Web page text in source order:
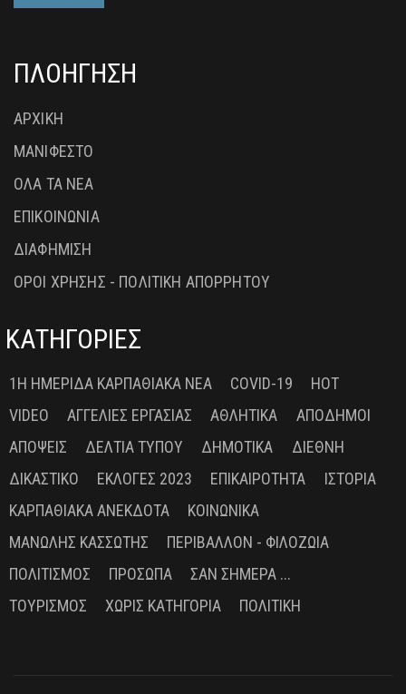
ΠΛΟΗΓΗΣΗ
ΑΡΧΙΚΗ
ΜΑΝΙΦΕΣΤΟ
ΟΛΑ ΤΑ ΝΕΑ
ΕΠΙΚΟΙΝΩΝΙΑ
ΔΙΑΦΗΜΙΣΗ
ΟΡΟΙ ΧΡΗΣΗΣ - ΠΟΛΙΤΙΚΗ ΑΠΟΡΡΗΤΟΥ
ΚΑΤΗΓΟΡΙΕΣ
1Η ΗΜΕΡΊΔΑ ΚΑΡΠΑΘΙΑΚΆ ΝΈΑ COVID-19
HOT
VIDEO
ΑΓΓΕΛΊΕΣ ΕΡΓΑΣΊΑΣ ΑΘΛΗΤΙΚΆ
ΑΠΌΔΗΜΟΙ
ΑΠΌΨΕΙΣ
ΔΕΛΤΊΑ ΤΎΠΟΥ ΔΗΜΟΤΙΚΆ
ΔΙΕΘΝΉ
ΔΙΚΑΣΤΙΚΌ
ΕΚΛΟΓΈΣ 2023 ΕΠΙΚΑΙΡΌΤΗΤΑ
ΙΣΤΟΡΊΑ
ΚΑΡΠΑΘΙΑΚΆ ΑΝΈΚΔΟΤΑ
ΚΟΙΝΩΝΙΚΆ
ΜΑΝΏΛΗΣ ΚΑΣΣΏΤΗΣ
ΠΕΡΙΒΆΛΛΟΝ - ΦΙΛΟΖΩΊΑ
ΠΟΛΙΤΙΣΜΌΣ
ΠΡΌΣΩΠΑ
ΣΑΝ ΣΉΜΕΡΑ ...
ΤΟΥΡΙΣΜΌΣ
ΧΩΡΊΣ ΚΑΤΗΓΟΡΊΑ ΠΟΛΙΤΙΚΉ